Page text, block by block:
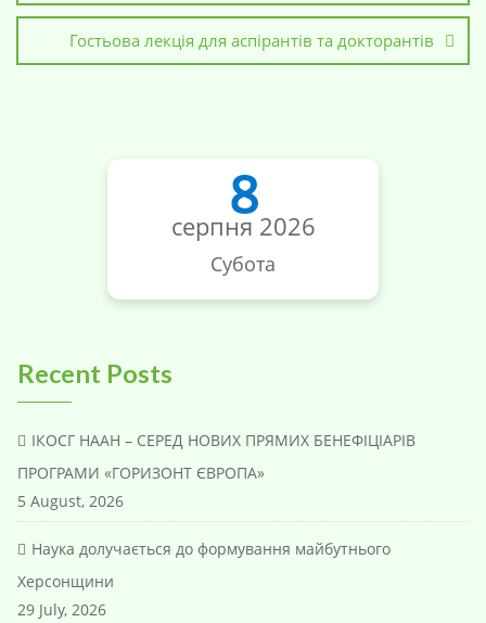
Гостьова лекція для аспірантів та докторантів
8
серпня 2026
Субота
Recent Posts
ІКОСГ НААН – СЕРЕД НОВИХ ПРЯМИХ БЕНЕФІЦІАРІВ
ПРОГРАМИ «ГОРИЗОНТ ЄВРОПА»
5 August, 2026
Наука долучається до формування майбутнього
Херсонщини
29 July, 2026